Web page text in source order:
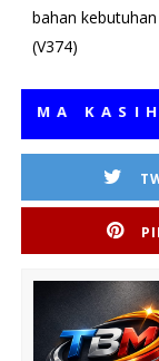
bahan
(V374)
KASIH